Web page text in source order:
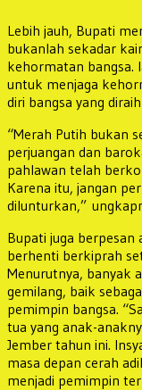
Lebih jauh, Bupati
bukanlah sekadar
kehormatan bangsa.
untuk menjaga
diri bangsa yang
“Merah Putih bukan
perjuangan dan
pahlawan telah
Karena itu, jangan
dilunturkan,”
Bupati juga
berhenti berkiprah
Menurutnya, banyak
gemilang, baik
pemimpin bangsa.
tua yang anak-
Jember tahun ini.
masa depan cerah
menjadi pemimpin